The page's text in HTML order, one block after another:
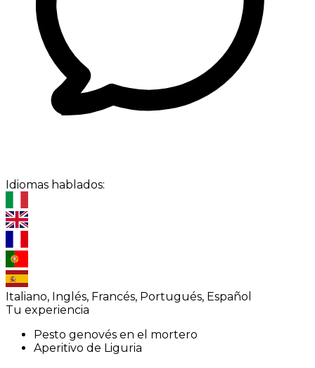
Idiomas hablados:
Italiano, Inglés, Francés, Portugués, Español
Tu experiencia
Pesto genovés en el mortero
Aperitivo de Liguria